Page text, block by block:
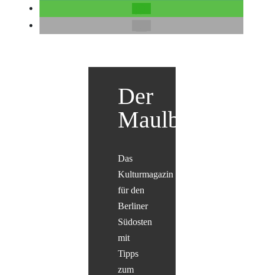
Der
Maulbär
Das
Kulturmagazin
für den
Berliner
Südosten
mit
Tipps
zum